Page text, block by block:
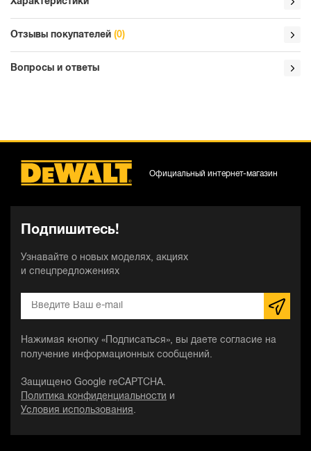
Отзывы покупателей (0)
Вопросы и ответы
Подпишитесь!
Узнавайте о новых моделях, акциях
и спецпредложениях
Нажимая кнопку «Подписаться», вы даете согласие на
получение информационных сообщений.
Защищено Google reCAPTCHA.
Политика конфиденциальности
и
Условия использования .
Официальный интернет-магазин